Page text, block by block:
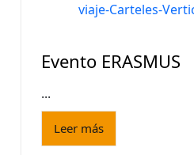
Evento ERASMUS
...
Leer más